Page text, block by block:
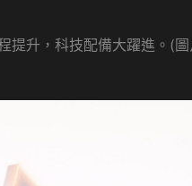
提升，科技配備大躍進。(